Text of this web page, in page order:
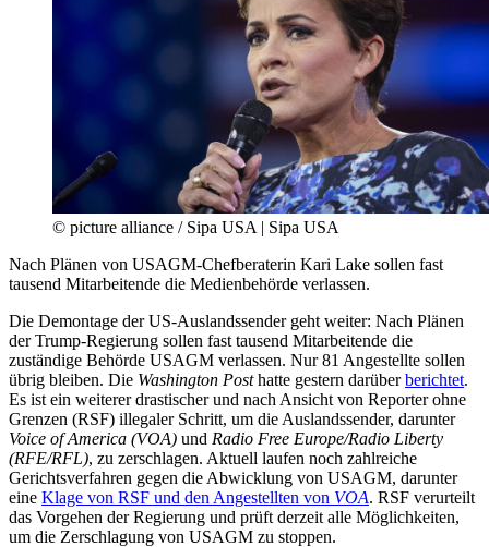
© picture alliance / Sipa USA | Sipa USA
Nach Plänen von USAGM-Chefberaterin Kari Lake sollen fast
tausend Mitarbeitende die Medienbehörde verlassen.
Die Demontage der US-Auslandssender geht weiter: Nach Plänen
der Trump-Regierung sollen fast tausend Mitarbeitende die
zuständige Behörde USAGM verlassen. Nur 81 Angestellte sollen
übrig bleiben. Die Washington Posthatte gestern darüberberichtet.
Es ist ein weiterer drastischer und nach Ansicht von Reporter ohne
Grenzen (RSF) illegaler Schritt, um die Auslandssender, darunter
Voice of America (VOA) und Radio Free Europe/Radio Liberty
(RFE/RFL), zu zerschlagen. Aktuell laufen noch zahlreiche
Gerichtsverfahren gegen die Abwicklung von USAGM, darunter
eine Klage von RSF und den Angestellten von VOA. RSF verurteilt
das Vorgehen der Regierung und prüft derzeit alle Möglichkeiten,
um die Zerschlagung von USAGM zu stoppen.